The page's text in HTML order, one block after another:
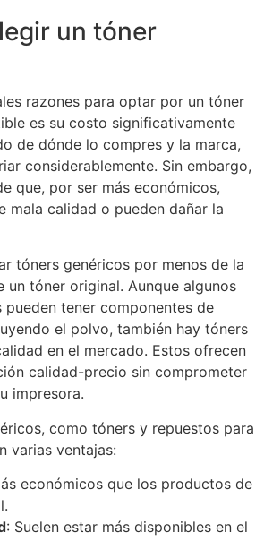
un tóner
razones para optar por un tóner
es su costo significativamente
de dónde lo compres y la marca,
considerablemente. Sin embargo,
que, por ser más económicos,
mala calidad o pueden dañar la
tóners genéricos por menos de la
un tóner original. Aunque algunos
tener componentes de
el polvo, también hay tóners
en el mercado. Estos ofrecen
calidad-precio sin comprometer
impresora.
como tóners y repuestos para
varias ventajas:
económicos que los productos de
: Suelen estar más disponibles en el